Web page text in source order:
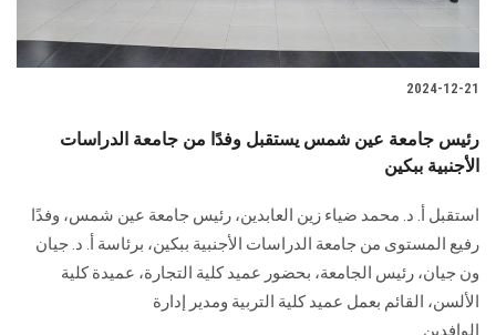
2024-12-21
رئيس جامعة عين شمس يستقبل وفدًا من جامعة الدراسات
الأجنبية ببكين
استقبل أ. د. محمد ضياء زين العابدين، رئيس جامعة عين شمس، وفدًا
رفيع المستوى من جامعة الدراسات الأجنبية ببكين، برئاسة أ. د. جيان
ون جيان، رئيس الجامعة، بحضور عميد كلية التجارة، عميدة كلية
الألسن، القائم بعمل عميد كلية التربية ومدير إدارة
الوافدين........................